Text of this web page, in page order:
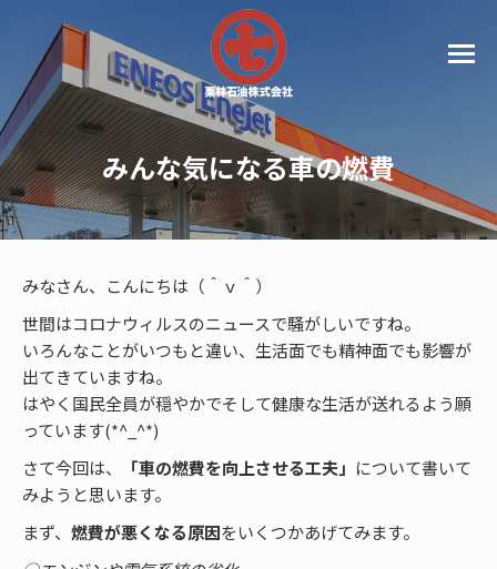
みんな気になる車の燃費
みなさん、こんにちは（＾ｖ＾）
世間はコロナウィルスのニュースで騒がしいですね。
いろんなことがいつもと違い、生活面でも精神面でも影響が
出てきていますね。
はやく国民全員が穏やかでそして健康な生活が送れるよう願
っています(*^_^*)
さて今回は、
「車の燃費を向上させる工夫」 について書いて
みようと思います。
まず、 燃費が悪くなる原因をいくつかあげてみます。